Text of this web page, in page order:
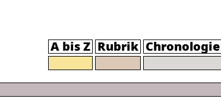
A bis Z Rubrik Chronologie